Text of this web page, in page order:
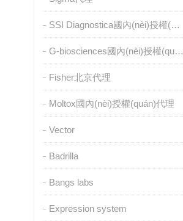
SSI Diagnostica國內(nèi)授權(quán)代理
G-biosciences國內(nèi)授權(quán)代理
Fisher北京代理
Moltox國內(nèi)授權(quán)代理
Vector
Badrilla
Bangs labs
Expression system